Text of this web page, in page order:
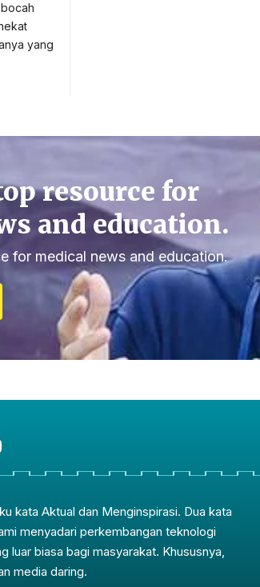
yang
resource for
and education.
for medical news and education.
kata Aktual dan Menginspirasi. Dua kata
menyadari perkembangan teknologi
luar biasa bagi masyarakat. Khususnya,
media daring.